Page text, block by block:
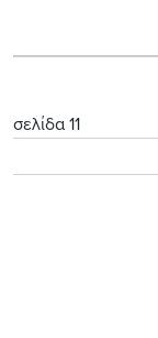
σελίδα 11